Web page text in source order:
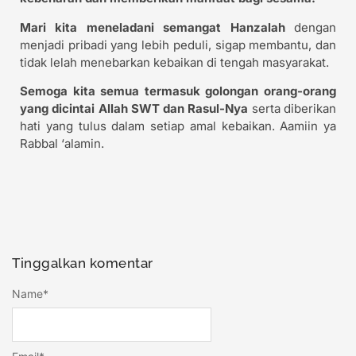
Mari kita meneladani semangat Hanzalahdengan
menjadi pribadi yang lebih peduli, sigap membantu, dan
tidak lelah menebarkan kebaikan di tengah masyarakat.
Semoga kita semua termasuk golongan orang-orang
yang dicintai Allah SWT dan Rasul-Nya serta diberikan
hati yang tulus dalam setiap amal kebaikan. Aamiin ya
Rabbal ‘alamin.
Tinggalkan komentar
Name*